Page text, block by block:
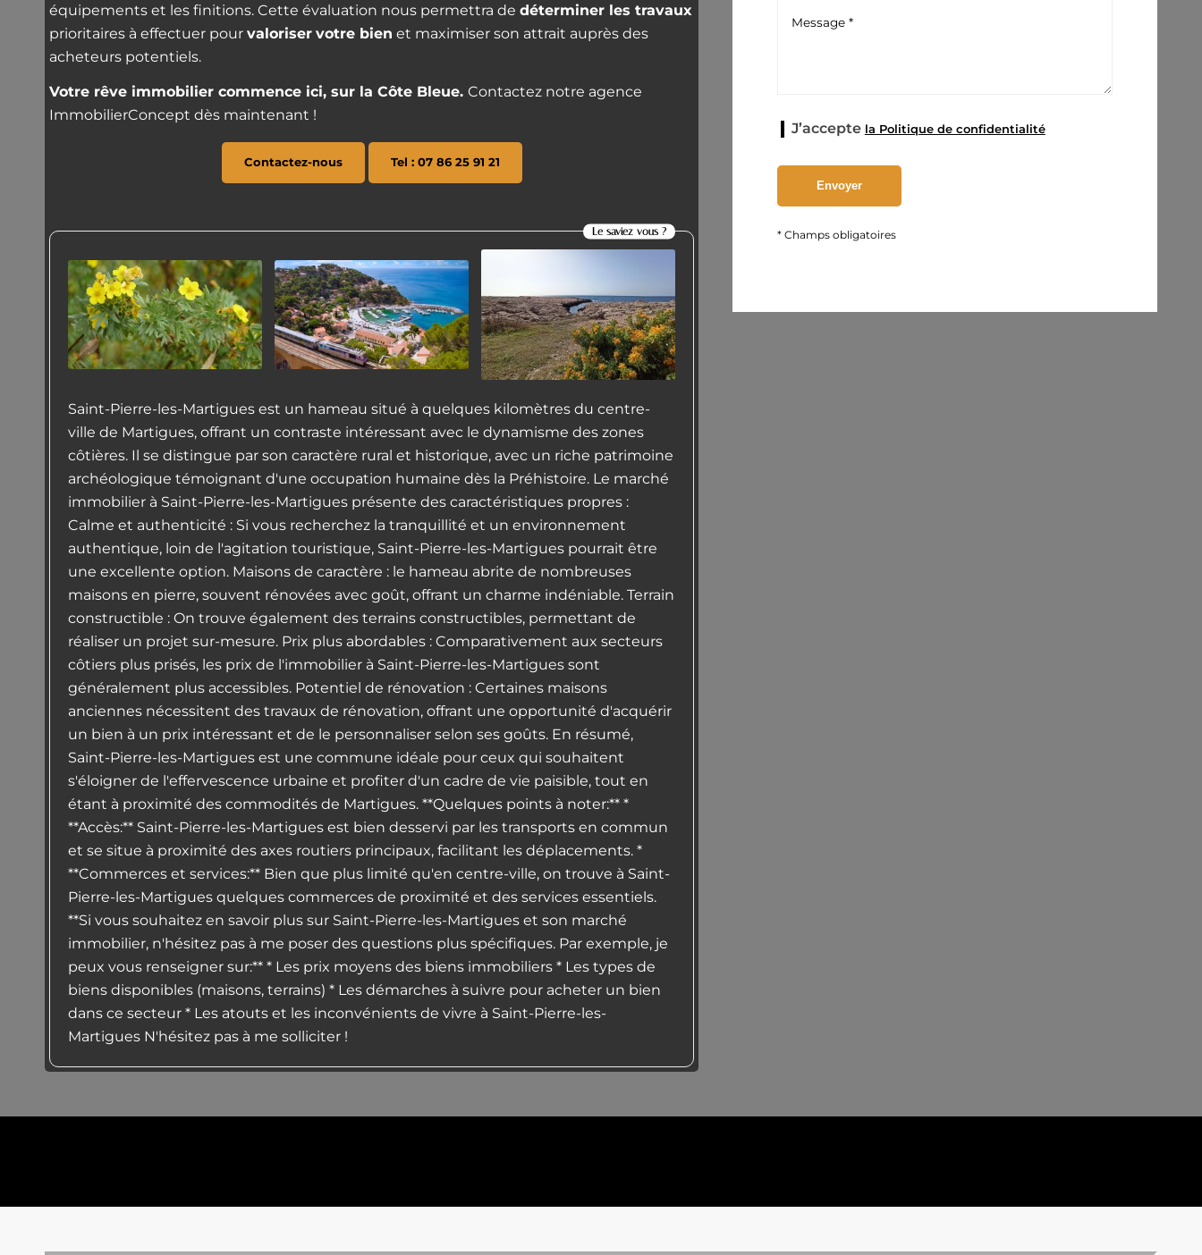
équipements et les finitions. Cette évaluation nous permettra de déterminer les travaux
prioritaires à effectuer pour valoriser votre bien et maximiser son attrait auprès des
acheteurs potentiels.
Votre rêve immobilier commence ici, sur la Côte Bleue. Contactez notre agence
ImmobilierConcept dès maintenant !
Contactez-nous Tel : 07 86 25 91 21
Le saviez vous ?
Saint-Pierre-les-Martigues est un hameau situé à quelques kilomètres du centre-
ville de Martigues, offrant un contraste intéressant avec le dynamisme des zones
côtières. Il se distingue par son caractère rural et historique, avec un riche patrimoine
archéologique témoignant d'une occupation humaine dès la Préhistoire. Le marché
immobilier à Saint-Pierre-les-Martigues présente des caractéristiques propres :
Calme et authenticité : Si vous recherchez la tranquillité et un environnement
authentique, loin de l'agitation touristique, Saint-Pierre-les-Martigues pourrait être
une excellente option. Maisons de caractère : le hameau abrite de nombreuses
maisons en pierre, souvent rénovées avec goût, offrant un charme indéniable. Terrain
constructible : On trouve également des terrains constructibles, permettant de
réaliser un projet sur-mesure. Prix plus abordables : Comparativement aux secteurs
côtiers plus prisés, les prix de l'immobilier à Saint-Pierre-les-Martigues sont
généralement plus accessibles. Potentiel de rénovation : Certaines maisons
anciennes nécessitent des travaux de rénovation, offrant une opportunité d'acquérir
un bien à un prix intéressant et de le personnaliser selon ses goûts. En résumé,
Saint-Pierre-les-Martigues est une commune idéale pour ceux qui souhaitent
s'éloigner de l'effervescence urbaine et profiter d'un cadre de vie paisible, tout en
étant à proximité des commodités de Martigues. **Quelques points à noter:** *
**Accès:** Saint-Pierre-les-Martigues est bien desservi par les transports en commun
et se situe à proximité des axes routiers principaux, facilitant les déplacements. *
**Commerces et services:** Bien que plus limité qu'en centre-ville, on trouve à Saint-
Pierre-les-Martigues quelques commerces de proximité et des services essentiels.
**Si vous souhaitez en savoir plus sur Saint-Pierre-les-Martigues et son marché
immobilier, n'hésitez pas à me poser des questions plus spécifiques. Par exemple, je
peux vous renseigner sur:** * Les prix moyens des biens immobiliers * Les types de
biens disponibles (maisons, terrains) * Les démarches à suivre pour acheter un bien
dans ce secteur * Les atouts et les inconvénients de vivre à Saint-Pierre-les-
Martigues N'hésitez pas à me solliciter !
J’accepte la Politique de confidentialité
* Champs obligatoires